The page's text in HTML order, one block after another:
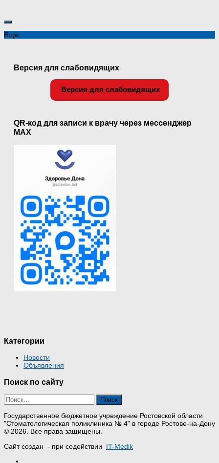
Ещё
Версия для слабовидящих
Версия для слабовидящих
QR-код для записи к врачу через мессенджер
MAX
Категории
Новости
Объявления
Поиск по сайту
Найти:
Государственное бюджетное учреждение Ростовской области
"Стоматологическая поликлиника № 4" в городе Ростове-на-Дону
© 2026. Все права защищены.
Сайт создан - при содействии IT-Medik